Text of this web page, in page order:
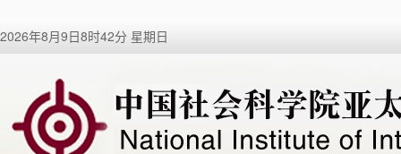
2026年8月9日8时42分 星期日